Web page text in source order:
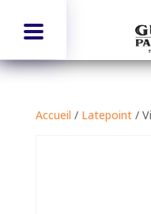
Accueil / Latepoint/